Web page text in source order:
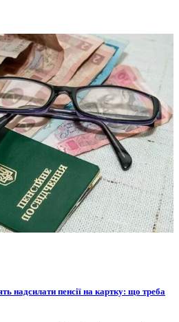
надсилати пенсії на картку: що треба